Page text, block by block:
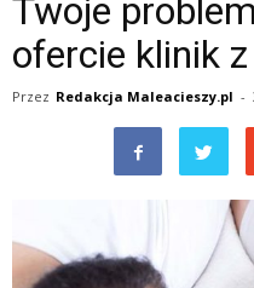
Twoje
ofercie klinik
Przez Redakcja Maleacieszy.pl -